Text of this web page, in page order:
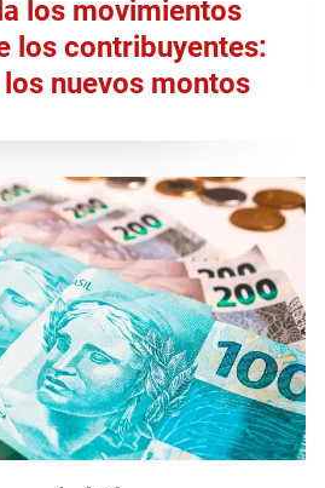
los movimientos
los contribuyentes:
nuevos montos